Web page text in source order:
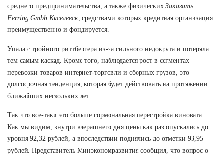
среднего предпринимательства, а также физических Заказать
Ferring Gmbh Киселевск , средствами которых кредитная организация
преимущественно и фондируется.
Упала с тройного риттбергера из-за сильного недокрута и потеряла
тем самым каскад. Кроме того, наблюдается рост в сегментах
перевозки товаров интернет-торговли и сборных грузов, это
долгосрочная тенденция, которая будет действовать на протяжении
ближайших нескольких лет.
Так что все-таки это больше гормональная перестройка виновата.
Как мы видим, внутри вчерашнего дня цены как раз опускались до
уровня 92,32 рублей, а впоследствии поднялись до отметки 93,95
рублей. Представитель Минэкономразвития сообщил, что вопрос о